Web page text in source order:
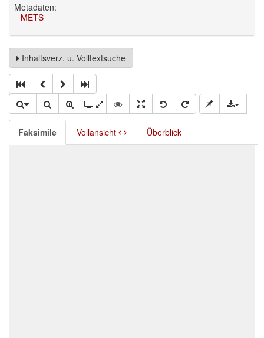
Metadaten:
METS
Inhaltsverz. u. Volltextsuche
Faksimile Vollansicht Überblick